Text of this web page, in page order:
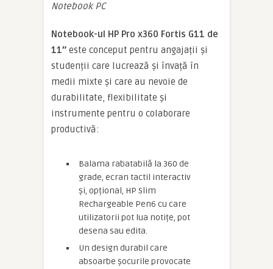
Notebook PC
Notebook-ul HP Pro x360 Fortis G11 de
11″ este conceput pentru angajații și
studenții care lucrează și învață în
medii mixte și care au nevoie de
durabilitate, flexibilitate și
instrumente pentru o colaborare
productivă:
Balama rabatabilă la 360 de
grade, ecran tactil interactiv
și, opțional, HP Slim
Rechargeable Pen6 cu care
utilizatorii pot lua notițe, pot
desena sau edita.
Un design durabil care
absoarbe șocurile provocate